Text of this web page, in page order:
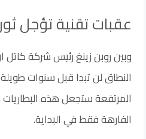
عقبات تقنية تؤجل
وبين روبن زينغ رئيس شركة
النطاق لن تبدا قبل سنوات
المرتفعة ستجعل هذه البطاريات
الفارهة فقط في البداية.